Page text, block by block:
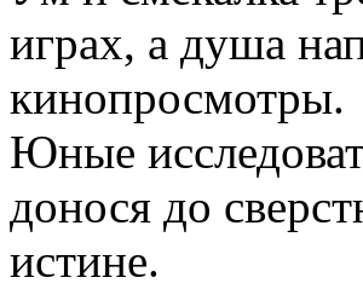
играх, а душа
кинопросмотры.
Юные
донося до
истине.